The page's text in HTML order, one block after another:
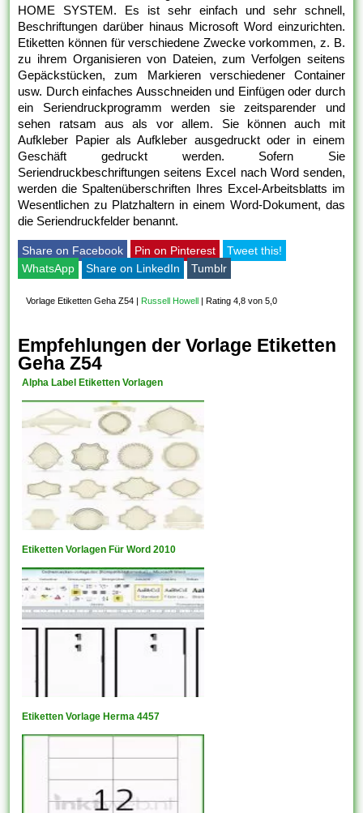
HOME SYSTEM. Es ist sehr einfach und sehr schnell,
Beschriftungen darüber hinaus Microsoft Word einzurichten.
Etiketten können für verschiedene Zwecke vorkommen, z. B.
zu ihrem Organisieren von Dateien, zum Verfolgen seitens
Gepäckstücken, zum Markieren verschiedener Container
usw. Durch einfaches Ausschneiden und Einfügen oder durch
ein Seriendruckprogramm werden sie zeitsparender und
sehen ratsam aus als vor allem. Sie können auch mit
Aufkleber Papier als Aufkleber ausgedruckt oder in einem
Geschäft gedruckt werden. Sofern Sie
Seriendruckbeschriftungen seitens Excel nach Word senden,
werden die Spaltenüberschriften Ihres Excel-Arbeitsblatts im
Wesentlichen zu Platzhaltern in einem Word-Dokument, das
die Seriendruckfelder benannt.
Share on Facebook Pin on Pinterest
Tweet this!
WhatsApp
Share on LinkedIn Tumblr
Vorlage Etiketten Geha Z54 | Russell Howell |Rating 4,8 von 5,0
Empfehlungen der Vorlage Etiketten
Geha Z54
Alpha Label Etiketten Vorlagen
Etiketten Vorlagen Für Word 2010
Etiketten Vorlage Herma 4457